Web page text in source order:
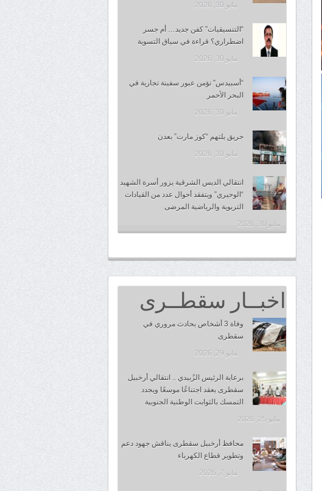
مايو 30, 2026
“التنسيقيات” كفن جديد… أم جسر
اضطراري؟ قراءة في سياق التسوية
مايو 30, 2026
“أسبيدس” تؤمن عبور سفينة تجارية في
البحر الأحمر
مايو 30, 2026
حريق يلتهم “كوز مارت” بعدن
مايو 30, 2026
انتقالي الديس الشرقية يزور أسرة الشهيد
“الوحيري” ويتفقد أحوال عدد من القيادات
التربوية والرياضية المرضى
مايو 30, 2026
اخبــار سقطــرى
وفاة 3 أشخاص بحادث مروري في
سقطرى
مايو 29, 2026
برعاية الرئيس الزُبيدي .. انتقالي أرخبيل
سقطرى يعقد اجتناعُا موسعًا ويجدد
التمسك بالثوابت الوطنية الجنوبية
مايو 25, 2026
محافظ أرخبيل سقطرى يناقش جهود دعم
وتطوير قطاع الكهرباء
مايو 7, 2026